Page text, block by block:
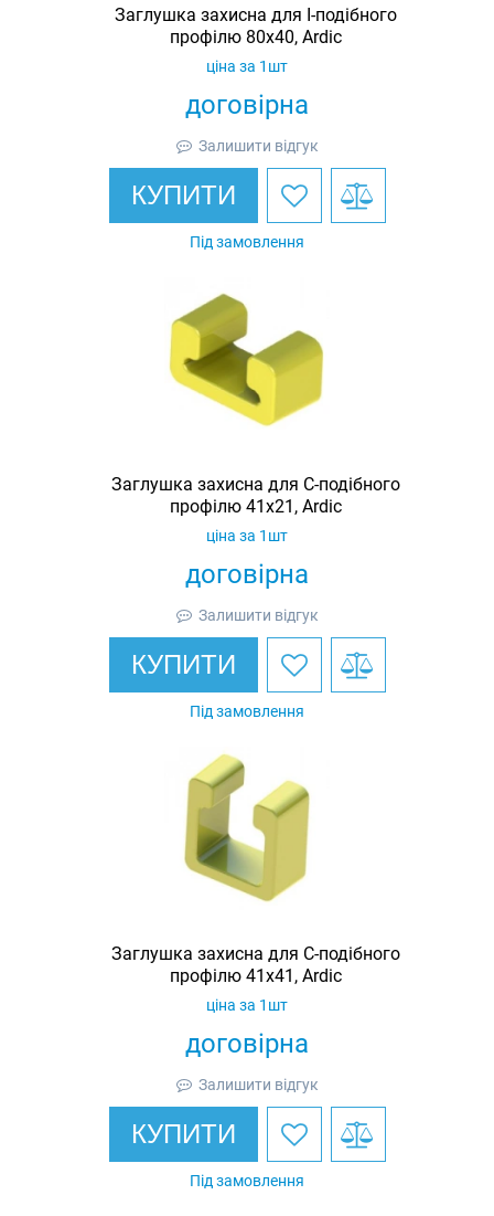
Заглушка захисна для I-подібного
профілю 80х40, Ardic
договірна
ціна за 1шт
Залишити відгук
КУПИТИ
Під замовлення
Заглушка захисна для С-подібного
профілю 41х21, Ardic
договірна
ціна за 1шт
Залишити відгук
КУПИТИ
Під замовлення
Заглушка захисна для С-подібного
профілю 41х41, Ardic
договірна
ціна за 1шт
Залишити відгук
КУПИТИ
Під замовлення